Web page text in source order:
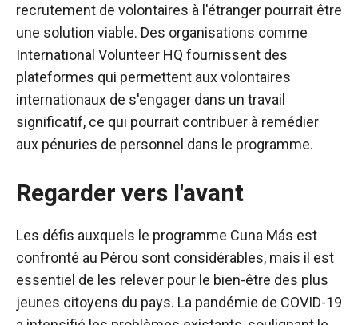
recrutement de volontaires à l'étranger pourrait être
une solution viable. Des organisations comme
International Volunteer HQ fournissent des
plateformes qui permettent aux volontaires
internationaux de s'engager dans un travail
significatif, ce qui pourrait contribuer à remédier
aux pénuries de personnel dans le programme.
Regarder vers l'avant
Les défis auxquels le programme Cuna Más est
confronté au Pérou sont considérables, mais il est
essentiel de les relever pour le bien-être des plus
jeunes citoyens du pays. La pandémie de COVID-19